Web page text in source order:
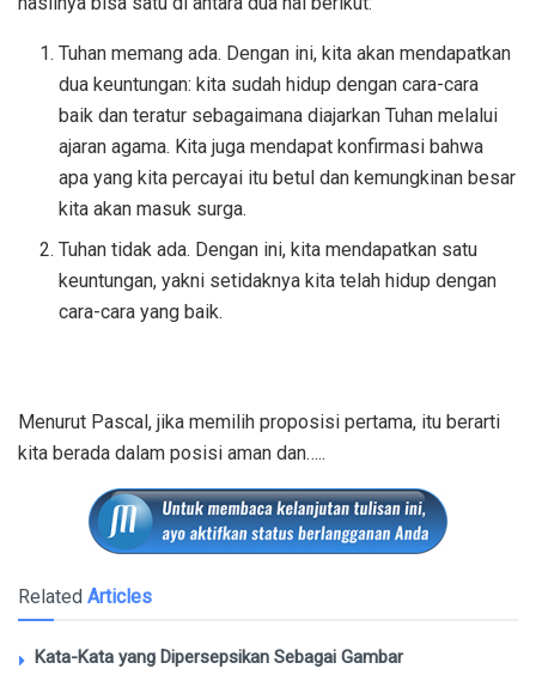
Tuhan memang ada. Dengan ini, kita akan mendapatkan
dua keuntungan: kita sudah hidup dengan cara-cara
baik dan teratur sebagaimana diajarkan Tuhan melalui
ajaran agama. Kita juga mendapat konfirmasi bahwa
apa yang kita percayai itu betul dan kemungkinan besar
kita akan masuk surga.
Tuhan tidak ada. Dengan ini, kita mendapatkan satu
keuntungan, yakni setidaknya kita telah hidup dengan
cara-cara yang baik.
Menurut Pascal, jika memilih proposisi pertama, itu berarti
kita berada dalam posisi aman dan…..
Related Articles
Kata-Kata yang Dipersepsikan Sebagai Gambar